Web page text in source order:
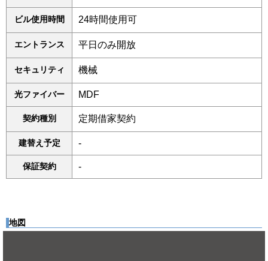
ビル使用時間 24時間使用可
エントランス 平日のみ開放
セキュリティ 機械
光ファイバー MDF
契約種別 定期借家契約
建替え予定 -
保証契約 -
地図